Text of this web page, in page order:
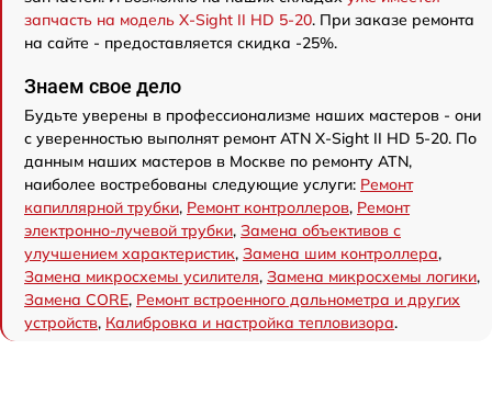
запчасть на модель X-Sight II HD 5-20. При заказе ремонта
на сайте - предоставляется скидка -25%.
Знаем свое дело
Будьте уверены в профессионализме наших мастеров - они
с уверенностью выполнят ремонт ATN X-Sight II HD 5-20. По
данным наших мастеров в Москве по ремонту ATN,
наиболее востребованы следующие услуги: Ремонт
капиллярной трубки, Ремонт контроллеров, Ремонт
электронно-лучевой трубки, Замена объективов с
улучшением характеристик, Замена шим контроллера,
Замена микросхемы усилителя, Замена микросхемы логики,
Замена CORE, Ремонт встроенного дальнометра и других
устройств, Калибровка и настройка тепловизора.